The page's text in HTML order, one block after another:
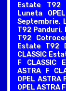
Estate T92
Luneta
Septembrie,
T92 Panduri,
T92
Estate T92
CLASSIC
F CLASSIC
ASTRA F
OPEL
OPEL ASTRA